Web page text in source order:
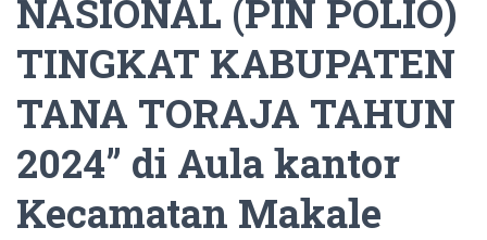
NASIONAL (PIN POLIO)
TINGKAT KABUPATEN
TANA TORAJA TAHUN
2024” di Aula kantor
Kecamatan Makale